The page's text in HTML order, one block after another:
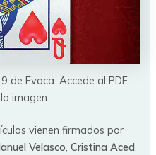
de Evoca. Accede al PDF
imagen
vienen firmados por
Velasco,Cristina Aced,